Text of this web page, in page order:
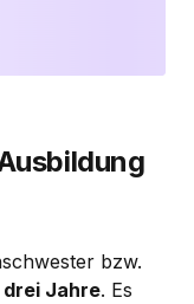
bzw.
drei Jahre. Es